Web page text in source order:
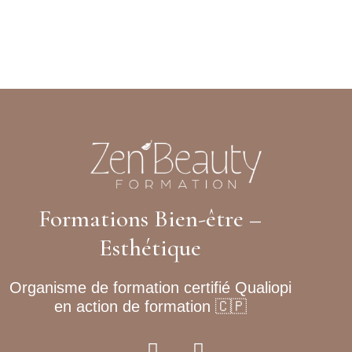
Formations Bien-être –
Esthétique
Organisme de formation certifié Qualiopi
en action de formation 🇨🇵